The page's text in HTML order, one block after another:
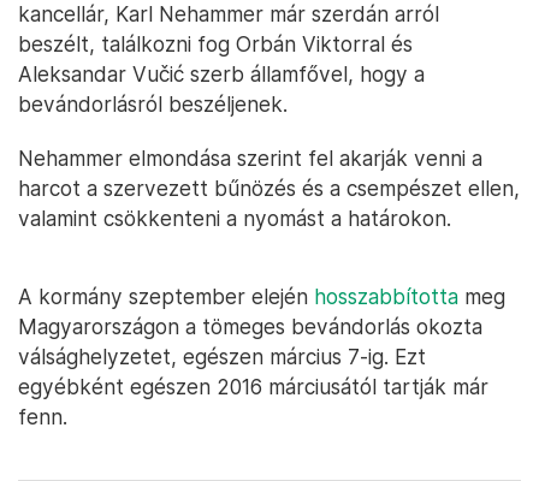
kancellár, Karl Nehammer már szerdán arról
beszélt, találkozni fog Orbán Viktorral és
Aleksandar Vučić szerb államfővel, hogy a
bevándorlásról beszéljenek.
Nehammer elmondása szerint fel akarják venni a
harcot a szervezett bűnözés és a csempészet ellen,
valamint csökkenteni a nyomást a határokon.
A kormány szeptember elején hosszabbította meg
Magyarországon a tömeges bevándorlás okozta
válsághelyzetet, egészen március 7-ig. Ezt
egyébként egészen 2016 márciusától tartják már
fenn.